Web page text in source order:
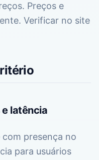
Preços e
Verificar no site
latência
presença no
para usuários